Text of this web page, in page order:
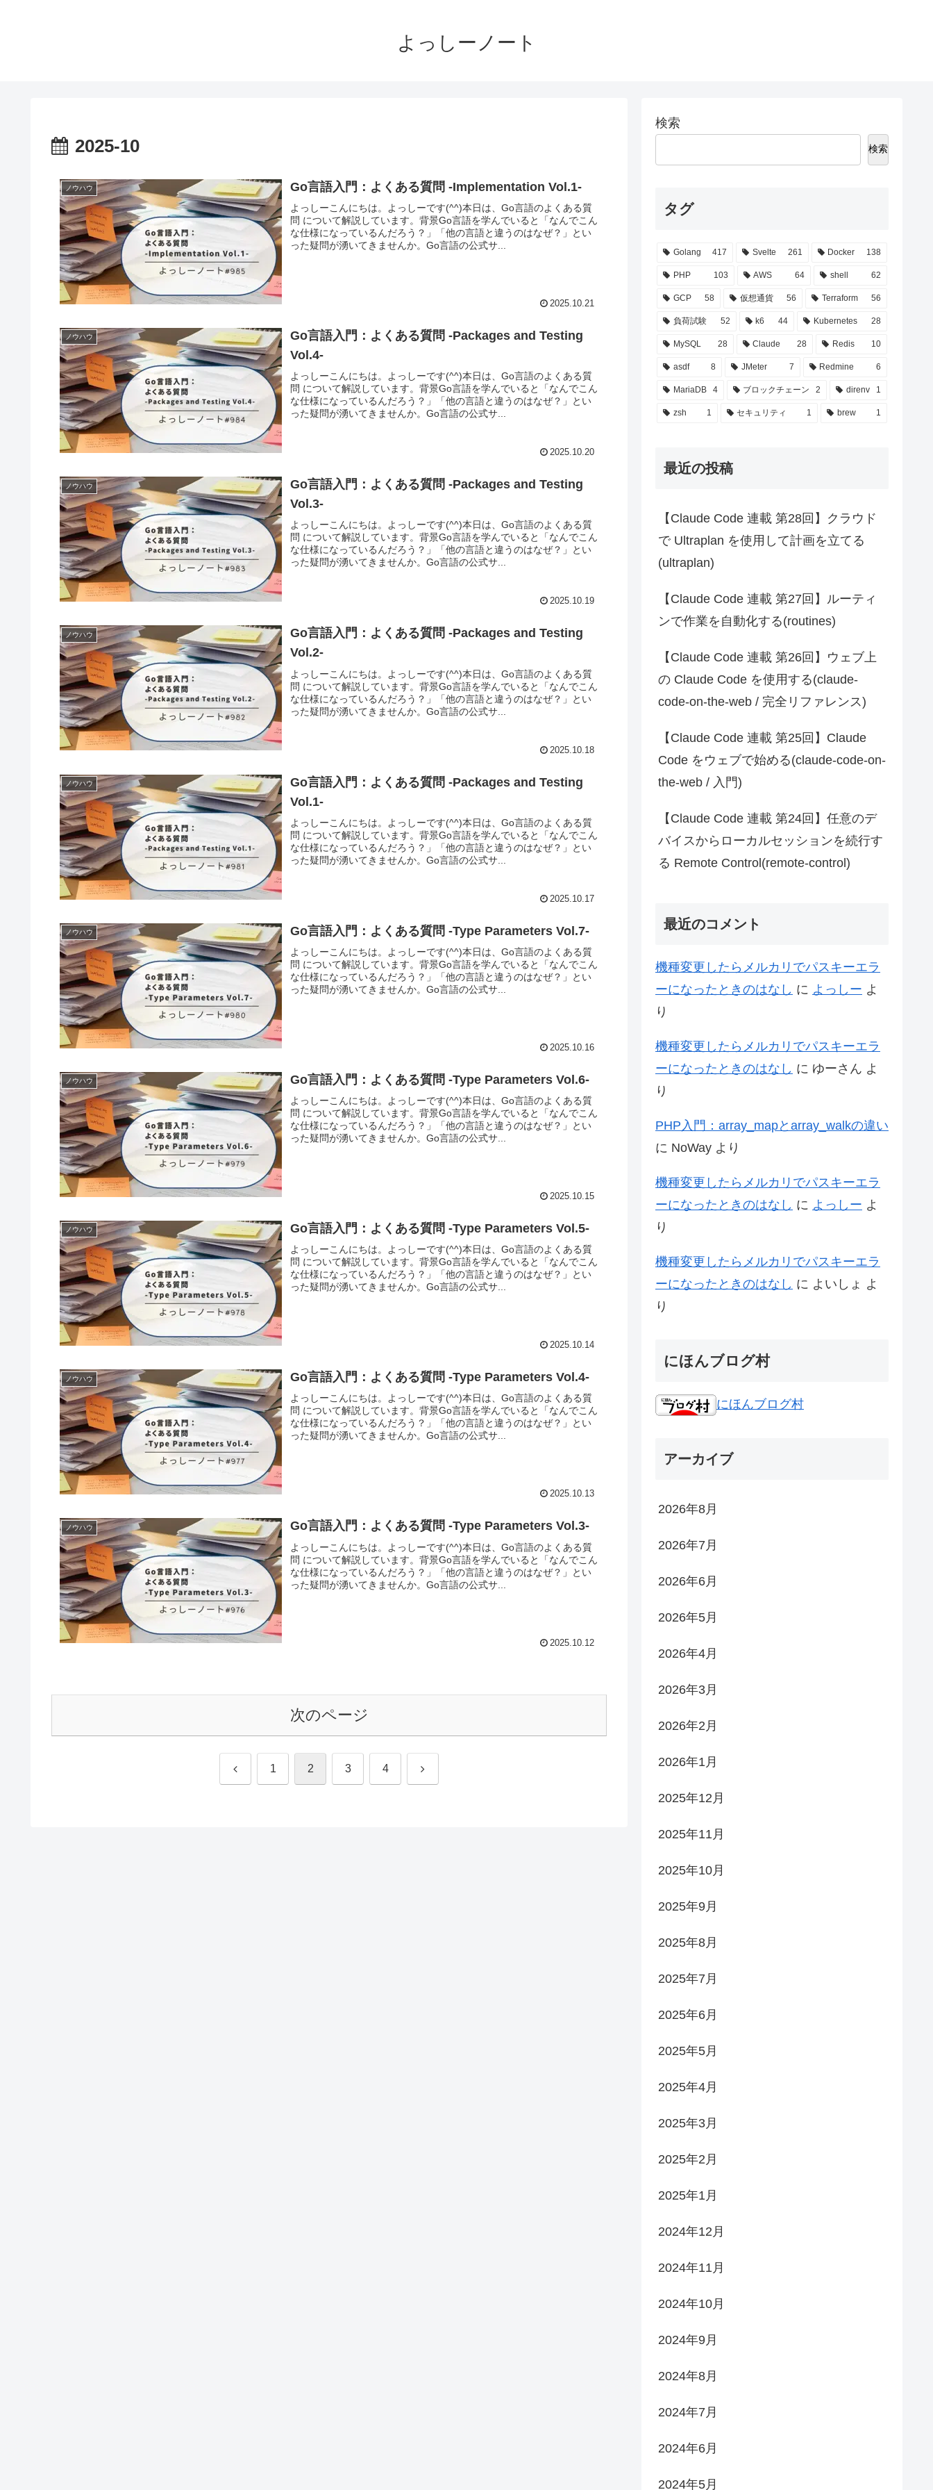
よっしーノート
2025-10
ノウハウ Go言語入門：よくある質問 -Implementation Vol.1-
よっしーこんにちは。よっしーです(^^)本日は、Go言語のよくある質
問 について解説しています。背景Go言語を学んでいると「なんでこん
な仕様になっているんだろう？」「他の言語と違うのはなぜ？」とい
った疑問が湧いてきませんか。Go言語の公式サ...
2025.10.21
ノウハウ
Go言語入門：よくある質問 -Packages and Testing
Vol.4-
よっしーこんにちは。よっしーです(^^)本日は、Go言語のよくある質
問 について解説しています。背景Go言語を学んでいると「なんでこん
な仕様になっているんだろう？」「他の言語と違うのはなぜ？」とい
った疑問が湧いてきませんか。Go言語の公式サ...
2025.10.20
ノウハウ
Go言語入門：よくある質問 -Packages and Testing
Vol.3-
よっしーこんにちは。よっしーです(^^)本日は、Go言語のよくある質
問 について解説しています。背景Go言語を学んでいると「なんでこん
な仕様になっているんだろう？」「他の言語と違うのはなぜ？」とい
った疑問が湧いてきませんか。Go言語の公式サ...
2025.10.19
ノウハウ
Go言語入門：よくある質問 -Packages and Testing
Vol.2-
よっしーこんにちは。よっしーです(^^)本日は、Go言語のよくある質
問 について解説しています。背景Go言語を学んでいると「なんでこん
な仕様になっているんだろう？」「他の言語と違うのはなぜ？」とい
った疑問が湧いてきませんか。Go言語の公式サ...
2025.10.18
ノウハウ
Go言語入門：よくある質問 -Packages and Testing
Vol.1-
よっしーこんにちは。よっしーです(^^)本日は、Go言語のよくある質
問 について解説しています。背景Go言語を学んでいると「なんでこん
な仕様になっているんだろう？」「他の言語と違うのはなぜ？」とい
った疑問が湧いてきませんか。Go言語の公式サ...
2025.10.17
ノウハウ Go言語入門：よくある質問 -Type Parameters Vol.7-
よっしーこんにちは。よっしーです(^^)本日は、Go言語のよくある質
問 について解説しています。背景Go言語を学んでいると「なんでこん
な仕様になっているんだろう？」「他の言語と違うのはなぜ？」とい
った疑問が湧いてきませんか。Go言語の公式サ...
2025.10.16
ノウハウ Go言語入門：よくある質問 -Type Parameters Vol.6-
よっしーこんにちは。よっしーです(^^)本日は、Go言語のよくある質
問 について解説しています。背景Go言語を学んでいると「なんでこん
な仕様になっているんだろう？」「他の言語と違うのはなぜ？」とい
った疑問が湧いてきませんか。Go言語の公式サ...
2025.10.15
ノウハウ Go言語入門：よくある質問 -Type Parameters Vol.5-
よっしーこんにちは。よっしーです(^^)本日は、Go言語のよくある質
問 について解説しています。背景Go言語を学んでいると「なんでこん
な仕様になっているんだろう？」「他の言語と違うのはなぜ？」とい
った疑問が湧いてきませんか。Go言語の公式サ...
2025.10.14
ノウハウ Go言語入門：よくある質問 -Type Parameters Vol.4-
よっしーこんにちは。よっしーです(^^)本日は、Go言語のよくある質
問 について解説しています。背景Go言語を学んでいると「なんでこん
な仕様になっているんだろう？」「他の言語と違うのはなぜ？」とい
った疑問が湧いてきませんか。Go言語の公式サ...
2025.10.13
ノウハウ Go言語入門：よくある質問 -Type Parameters Vol.3-
よっしーこんにちは。よっしーです(^^)本日は、Go言語のよくある質
問 について解説しています。背景Go言語を学んでいると「なんでこん
な仕様になっているんだろう？」「他の言語と違うのはなぜ？」とい
った疑問が湧いてきませんか。Go言語の公式サ...
2025.10.12
次のページ
前 1 2 3 4 次
検索
検索
タグ
Golang 417 Svelte 261 Docker 138
PHP 103 AWS 64 shell 62
GCP 58 仮想通貨 56 Terraform 56
負荷試験 52 k6 44 Kubernetes 28
MySQL 28 Claude 28 Redis 10
asdf 8 JMeter 7 Redmine 6
MariaDB 4 ブロックチェーン 2 direnv 1
zsh 1 セキュリティ 1 brew 1
最近の投稿
【Claude Code 連載 第28回】クラウド
で Ultraplan を使用して計画を立てる
(ultraplan)
【Claude Code 連載 第27回】ルーティ
ンで作業を自動化する(routines)
【Claude Code 連載 第26回】ウェブ上
の Claude Code を使用する(claude-
code-on-the-web / 完全リファレンス)
【Claude Code 連載 第25回】Claude
Code をウェブで始める(claude-code-on-
the-web / 入門)
【Claude Code 連載 第24回】任意のデ
バイスからローカルセッションを続行す
る Remote Control(remote-control)
最近のコメント
機種変更したらメルカリでパスキーエラ
ーになったときのはなし に よっしー よ
り
機種変更したらメルカリでパスキーエラ
ーになったときのはなし に ゆーさん よ
り
PHP入門：array_mapとarray_walkの違い
に NoWay より
機種変更したらメルカリでパスキーエラ
ーになったときのはなし に よっしー よ
り
機種変更したらメルカリでパスキーエラ
ーになったときのはなし に よいしょ よ
り
にほんブログ村
にほんブログ村
アーカイブ
2026年8月
2026年7月
2026年6月
2026年5月
2026年4月
2026年3月
2026年2月
2026年1月
2025年12月
2025年11月
2025年10月
2025年9月
2025年8月
2025年7月
2025年6月
2025年5月
2025年4月
2025年3月
2025年2月
2025年1月
2024年12月
2024年11月
2024年10月
2024年9月
2024年8月
2024年7月
2024年6月
2024年5月